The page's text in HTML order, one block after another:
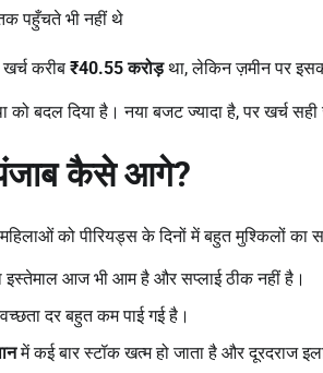
पहुँचते भी नहीं थे
करीब ₹40.55करोड़था, लेकिन ज़मीन पर
को बदल दिया है। नया बजट ज्यादा है, पर खर्च
कैसे आगे?
को पीरियड्स के दिनों में बहुत मुश्किलों का
आज भी आम है और सप्लाई ठीक नहीं है।
दर बहुत कम पाई गई है।
में कई बार स्टॉक खत्म हो जाता है और दूरदराज